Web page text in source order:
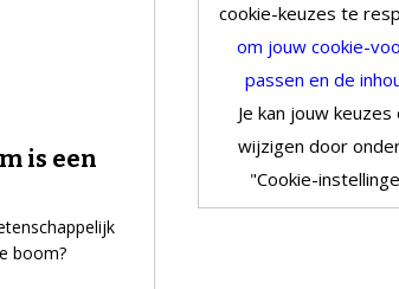
is een
boom?
cookie-keuzes te
om jouw cookie-
passen en de
Je kan jouw
wijzigen door
"Cookie-